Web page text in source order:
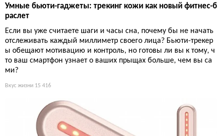
Умные бьюти-гаджеты: трекинг кожи как новый фитнес-б
раслет
Если вы уже считаете шаги и часы сна, почему бы не начать
отслеживать каждый миллиметр своего лица? Бьюти-трекер
ы обещают мотивацию и контроль, но готовы ли вы к тому, ч
то ваш смартфон узнает о ваших прыщах больше, чем вы са
ми?
Вкус жизни 15 416